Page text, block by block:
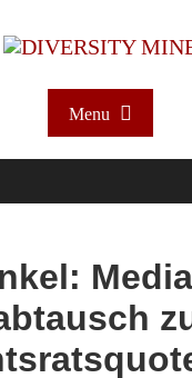
Menu